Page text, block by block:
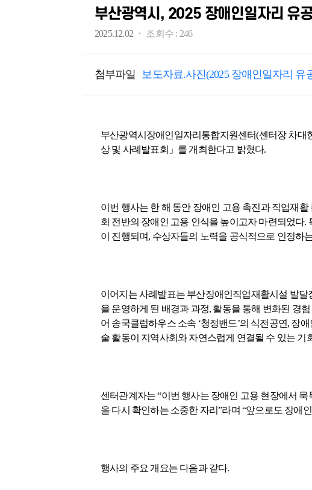
부산광역시, 2025 장애인일자리 유
2025.12.02 · 조회수 : 246
첨부파일 보도자료.사진(2025 장애인일자리 유
부산광역시장애인일자리통합지원센터(센터장 차대
상 및 사례발표회」를 개최한다고 밝혔다.
이번 행사는 한 해 동안 장애인 고용 촉진과 직업재
회 전반의 장애인 고용 인식을 높이고자 마련되었다.
이 진행되며, 수상자들의 노력을 공식적으로 인정하
이어지는 사례발표는 부산장애인직업재활시설 발달
을 운영하게 된 배경과 과정, 활동을 통해 변화된 경
어 송국클럽하우스 소속 ‘청정밴드’의 식전공연, 장
술 활동이 지역사회와 자연스럽게 연결될 수 있는 기
센터관계자는 “이번 행사는 장애인 고용 현장에서
을 다시 확인하는 소중한 자리”라며 “앞으로도 장애
행사의 주요 개요는 다음과 같다.